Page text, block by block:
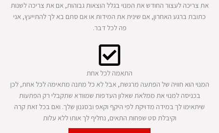
את צריכה לעצור החודש את המנוי בגלל הוצאות גבוהות, אם את צריכה לשנות
כתובת ברגע האחרון, אם שינית את המידות או אם סתם בא לך להתייעץ, אני
פה לכל דבר.
התאמה לכל אחת
המנוי הוא חוויה של הפתעה מרגשת, אבל לא כל מתנה מתאימה לכל אחת, לכן
בכניסה למנוי את ממלאת שאלון העדפות שמוודא שתקבלי רק הפתעות
שיתאימו לך במידה מדויקת לפי היקף וקאפ ובסגנון שלך. ואם בכל זאת קרה
וקיבלת סט שפחות התאים, נחליף לך אותו ללא עלות